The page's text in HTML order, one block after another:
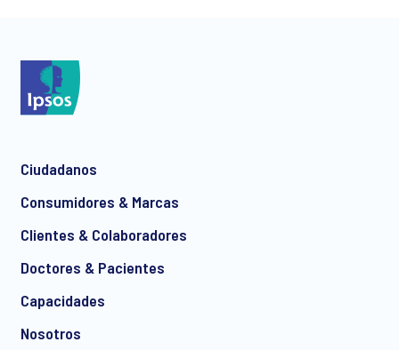
*
Ciudadanos
Consumidores & Marcas
Clientes & Colaboradores
Doctores & Pacientes
Capacidades
Nosotros